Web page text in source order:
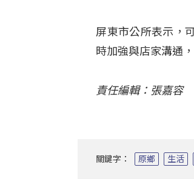
屏東市公所表示，
時加強與店家溝通
責任編輯：張嘉容
關鍵字： 原鄉 生活